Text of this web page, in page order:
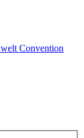
Convention